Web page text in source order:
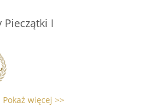
Pieczątki I
Pokaż więcej >>